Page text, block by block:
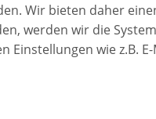
Wir bieten daher
werden wir die
wie z.B.